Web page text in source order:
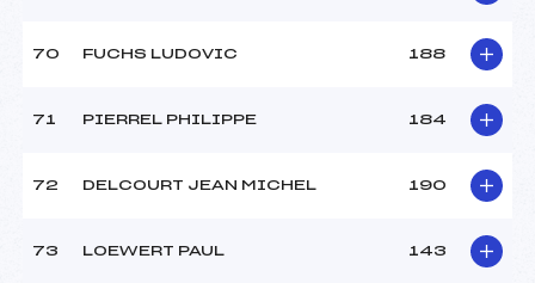
70 FUCHS LUDOVIC 188
71 PIERREL PHILIPPE 184
72 DELCOURT JEAN MICHEL 190
73 LOEWERT PAUL 143